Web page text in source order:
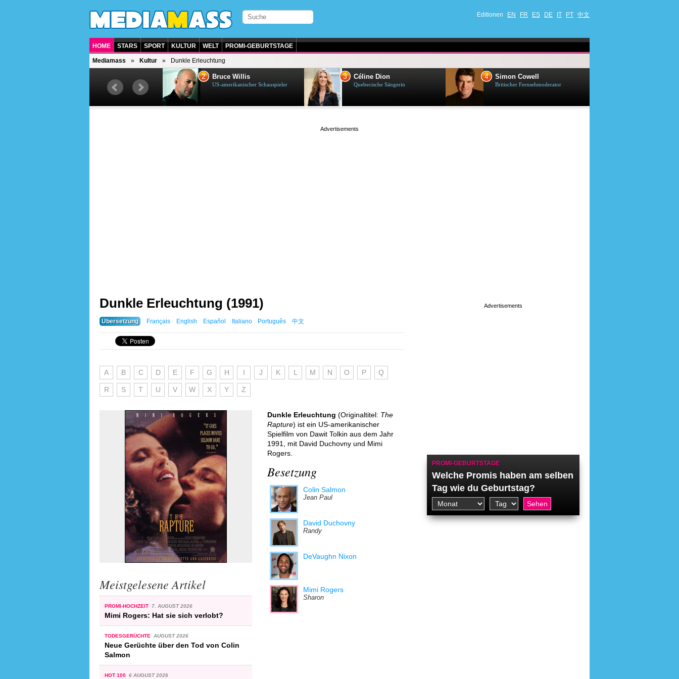
Editionen EN FR ES DE IT PT 中文
HOME STARS SPORT KULTUR WELT PROMI-GEBURTSTAGE
Mediamass Kultur Dunkle Erleuchtung
Deutsche Sängerin
2 Bruce Willis
US-amerikanischer Schauspieler
3 Céline Dion
Quebecische Sängerin
4 Simon Cowell
Britischer Fernsehmoderator
Dunkle Erleuchtung (1991)
Übersetzung Français English Español Italiano Português 中文
A B C D E F G H I J K L M N O P Q
R S T U V W X Y Z
Meistgelesene Artikel
PROMI-HOCHZEIT 7. AUGUST 2026
Mimi Rogers: Hat sie sich verlobt?
TODESGERÜCHTE AUGUST 2026
Neue Gerüchte über den Tod von Colin
Salmon
HOT 100 6 AUGUST 2026
Dunkle Erleuchtung (Originaltitel: The
Rapture) ist ein US-amerikanischer
Spielfilm von Dawit Tolkin aus dem Jahr
1991, mit David Duchovny und Mimi
Rogers.
Besetzung
Colin Salmon
Jean Paul
David Duchovny
Randy
DeVaughn Nixon
Mimi Rogers
Sharon
PROMI-GEBURTSTAGE
Welche Promis haben am selben
Tag wie du Geburtstag?